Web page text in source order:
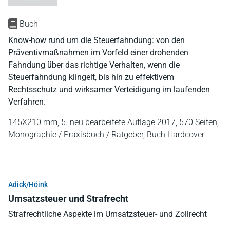
Buch
Know-how rund um die Steuerfahndung: von den
Präventivmaßnahmen im Vorfeld einer drohenden
Fahndung über das richtige Verhalten, wenn die
Steuerfahndung klingelt, bis hin zu effektivem
Rechtsschutz und wirksamer Verteidigung im laufenden
Verfahren.
145X210 mm, 5. neu bearbeitete Auflage 2017, 570 Seiten,
Monographie / Praxisbuch / Ratgeber, Buch Hardcover
Adick/Höink
Umsatzsteuer und Strafrecht
Strafrechtliche Aspekte im Umsatzsteuer- und Zollrecht